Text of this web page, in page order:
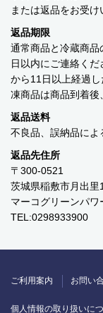
￥0 ～￥999
￥1,000 ～￥1,999
￥2,000 ～￥2,999
￥3,000 ～￥3,999
￥4,000 ～￥4,999
￥5,000 ～￥9,999
￥10,000～
または返品をお受け
返品期限
通常商品と冷蔵商
日以内にご連絡く
から11日以上経過
凍商品は商品到着後
返品送料
不良品、誤納品によ
返品先住所
〒300-0521
茨城県稲敷市月出里
マーコグリーンパワ
TEL:0298933900
ご利用案内 お問い
個人情報の取り扱いに